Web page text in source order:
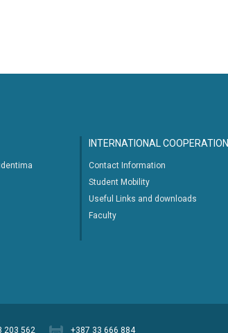
INTERNATIONAL COOPERATION
Contact Information
Student Mobility
Useful Links and downloads
Faculty
203 562 +387 33 666 884